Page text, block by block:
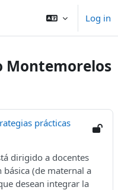
Log in
prácticas
dirigido a docentes
básica (de maternal a
desean integrar la